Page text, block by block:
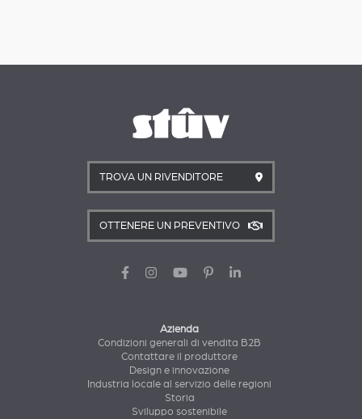
TROVA UN RIVENDITORE
OTTENERE UN PREVENTIVO
Azienda
Condizioni generali di vendita B2B
Contattare il produttore
Design e innovazione
Industria locale al servizio delle regioni
Storia
Sviluppo sostenibile